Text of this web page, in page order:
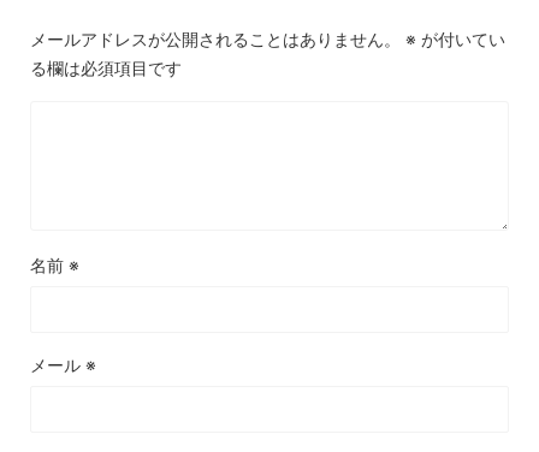
メールアドレスが公開されることはありません。 ※ が付いてい
る欄は必須項目です
名前 ※
メール ※